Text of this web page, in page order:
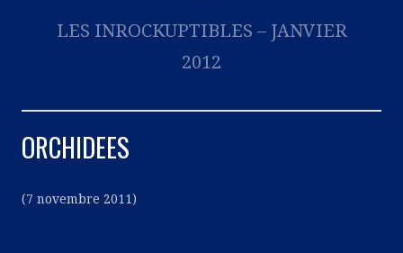
LES INROCKUPTIBLES – JANVIER
2012
ORCHIDEES
(7 novembre 2011)